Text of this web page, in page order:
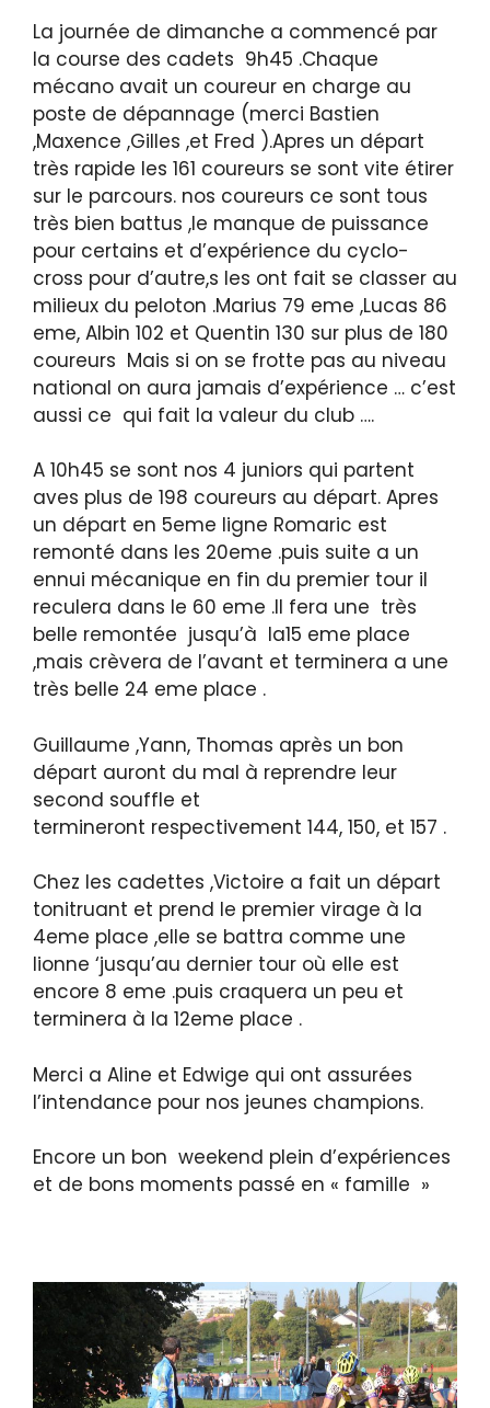
La journée de dimanche a commencé par
la course des cadets 9h45 .Chaque
mécano avait un coureur en charge au
poste de dépannage (merci Bastien
,Maxence ,Gilles ,et Fred ).Apres un départ
très rapide les 161 coureurs se sont vite étirer
sur le parcours. nos coureurs ce sont tous
très bien battus ,le manque de puissance
pour certains et d’expérience du cyclo-
cross pour d’autre,s les ont fait se classer au
milieux du peloton .Marius 79 eme ,Lucas 86
eme, Albin 102 et Quentin 130 sur plus de 180
coureurs Mais si on se frotte pas au niveau
national on aura jamais d’expérience … c’est
aussi ce qui fait la valeur du club ….
A 10h45 se sont nos 4 juniors qui partent
aves plus de 198 coureurs au départ. Apres
un départ en 5eme ligne Romaric est
remonté dans les 20eme .puis suite a un
ennui mécanique en fin du premier tour il
reculera dans le 60 eme .Il fera une très
belle remontée jusqu’à la15 eme place
,mais crèvera de l’avant et terminera a une
très belle 24 eme place .
Guillaume ,Yann, Thomas après un bon
départ auront du mal à reprendre leur
second souffle et
termineront respectivement 144, 150, et 157 .
Chez les cadettes ,Victoire a fait un départ
tonitruant et prend le premier virage à la
4eme place ,elle se battra comme une
lionne ‘jusqu’au dernier tour où elle est
encore 8 eme .puis craquera un peu et
terminera à la 12eme place .
Merci a Aline et Edwige qui ont assurées
l’intendance pour nos jeunes champions.
Encore un bon weekend plein d’expériences
et de bons moments passé en « famille »